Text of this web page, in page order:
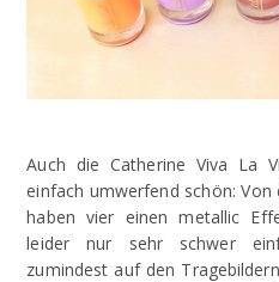
Auch die Catherine Viva La
einfach umwerfend schön:
haben vier einen metallic
leider nur sehr schwer
zumindest auf den